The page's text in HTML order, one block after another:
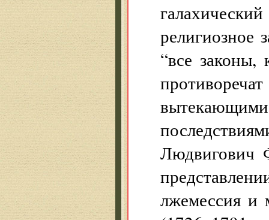
религиозное
“все законы,
Людвигович
лжемессия и